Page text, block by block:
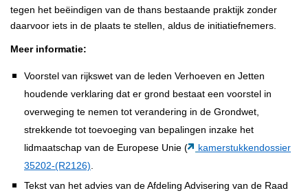
tegen het beëindigen van de thans bestaande praktijk zonder
daarvoor iets in de plaats te stellen, aldus de initiatiefnemers.
Meer informatie:
Voorstel van rijkswet van de leden Verhoeven en Jetten
houdende verklaring dat er grond bestaat een voorstel in
overweging te nemen tot verandering in de Grondwet,
strekkende tot toevoeging van bepalingen inzake het
lidmaatschap van de Europese Unie (
kamerstukkendossier
35202-(R2126)
Tekst van het advies van de Afdeling Advisering van de Raad